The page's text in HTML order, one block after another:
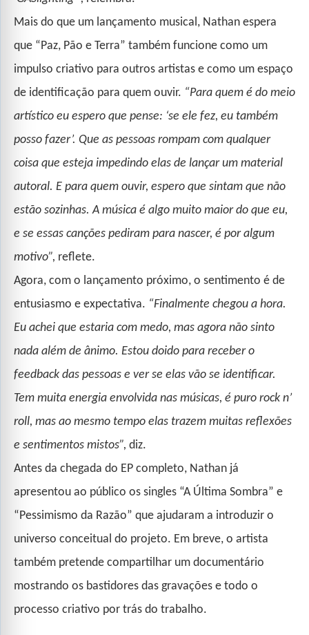
Mais do que um lançamento musical, Nathan espera
que “Paz, Pão e Terra” também funcione como um
impulso criativo para outros artistas e como um espaço
de identificação para quem ouvir. “Para quem é do meio
artístico eu espero que pense: ‘se ele fez, eu também
posso fazer’. Que as pessoas rompam com qualquer
coisa que esteja impedindo elas de lançar um material
autoral. E para quem ouvir, espero que sintam que não
estão sozinhas. A música é algo muito maior do que eu,
e se essas canções pediram para nascer, é por algum
motivo”, reflete.
Agora, com o lançamento próximo, o sentimento é de
entusiasmo e expectativa. “Finalmente chegou a hora.
Eu achei que estaria com medo, mas agora não sinto
nada além de ânimo. Estou doido para receber o
feedback das pessoas e ver se elas vão se identificar.
Tem muita energia envolvida nas músicas, é puro rock n’
roll, mas ao mesmo tempo elas trazem muitas reflexões
e sentimentos mistos”, diz.
Antes da chegada do EP completo, Nathan já
apresentou ao público os singles “A Última Sombra” e
“Pessimismo da Razão” que ajudaram a introduzir o
universo conceitual do projeto. Em breve, o artista
também pretende compartilhar um documentário
mostrando os bastidores das gravações e todo o
processo criativo por trás do trabalho.